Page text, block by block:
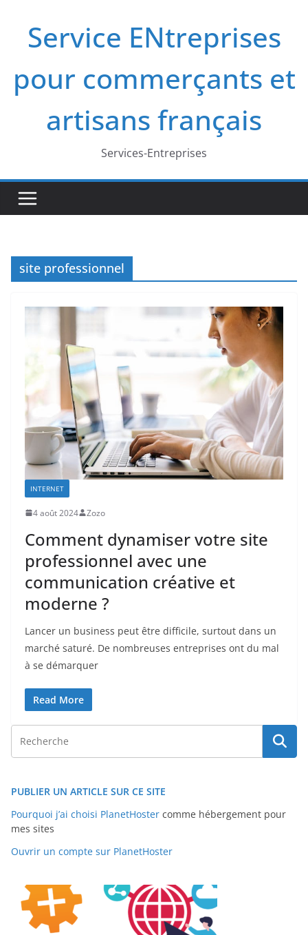
contenuService ENtreprises
pour commerçants et
artisans français
Services-Entreprises
site professionnel
INTERNET
4 août 2024 Zozo
Comment dynamiser votre site
professionnel avec une
communication créative et
moderne ?
Lancer un business peut être difficile, surtout dans un
marché saturé. De nombreuses entreprises ont du mal
à se démarquer
Read More
PUBLIER UN ARTICLE SUR CE SITE
Pourquoi j’ai choisi PlanetHoster comme hébergement pour
mes sites
Ouvrir un compte sur PlanetHoster